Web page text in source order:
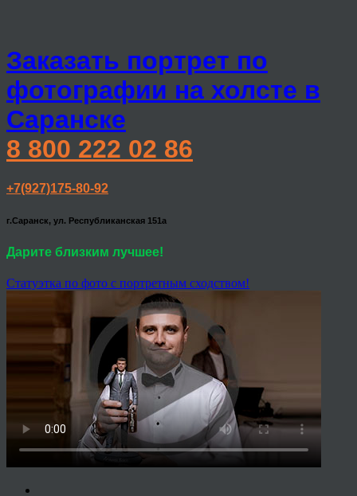
Заказать портрет по
фотографии на холсте в
Саранске
8 800 222 02 86
+7(927)175-80-92
г.Саранск, ул. Республиканская 151а
Дарите близким лучшее!
Статуэтка по фото с портретным сходством!